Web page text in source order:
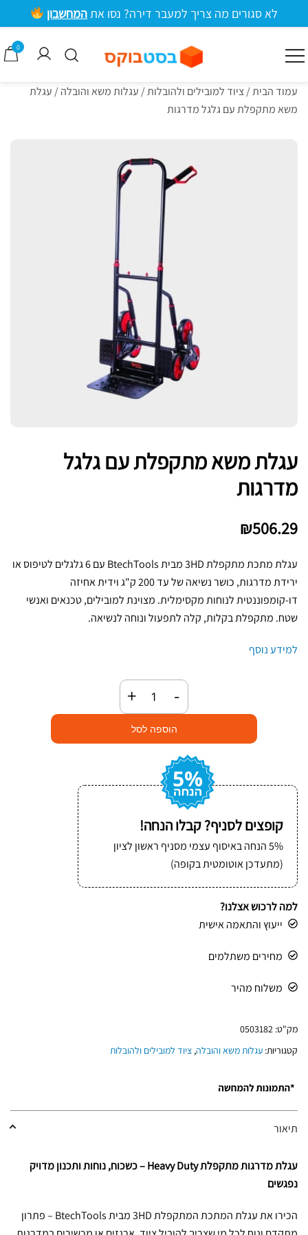
לתוכן
לא סגורים מה צריך למעבר דירה? נסו את המחשבון
בסטבוקס
0
עמוד הבית/ציוד למובילים ולהובלות/ עגלות משא והובלה/ עגלת
משא מתקפלת עם גלגל מדרגות
עגלת משא מתקפלת עם גלגל
מדרגות
₪506.29
עגלת מתכת מתקפלת 3HD מבית BtechTools עם 6 גלגלים לטיפוס או
ירידת מדרגות, כושר נשיאה של עד 200 ק"ג וידית אחיזה
דו-קומפוננטית לנוחות מקסימלית. מצוינת למובילים, טכנאים ואנשי
שטח. מתקפלת בקלות, קלה לתפעול ונוחה לנשיאה.
למידע נוסף
-
עגלת
משא
+
הוספה לסל
קופצים לסניף? קבלו הנחה!
5% הנחה באיסוף עצמי מסניף ראשון לציון
(מתעדכן אוטומטית בקופה)
למה לרכוש אצלנו?
ייעוץ והתאמה אישית
מחירים משתלמים
משלוח מהיר
מק"ט: 0503182
קטגוריות: עגלות משא והובלה, ציוד למובילים ולהובלות
תיאור
עגלת מדרגות מתקפלת Heavy Duty – כשכוח, נוחות ותכנון מדויק
נפגשים
הכירו את עגלת המתכת המתקפלת 3HD מבית BtechTools – פתרון